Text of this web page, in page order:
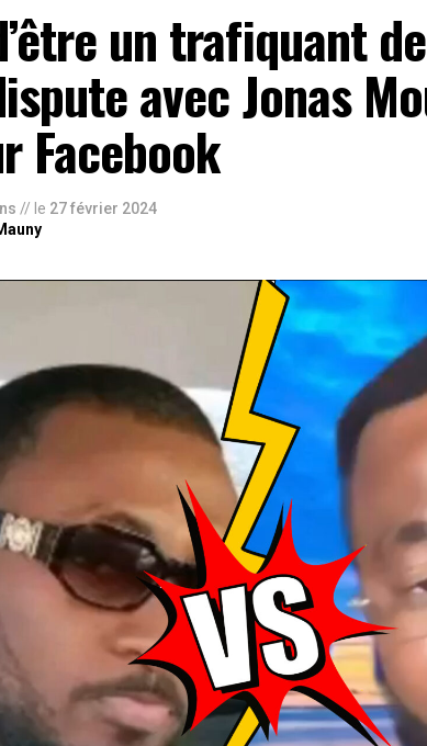
un trafiquant
avec Jonas
Facebook
// le 27 février 2024